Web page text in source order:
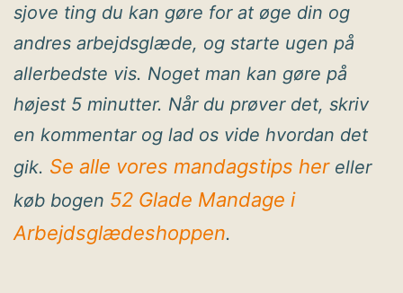
sjove ting du kan gøre for at øge din og
andres arbejdsglæde, og starte ugen på
allerbedste vis. Noget man kan gøre på
højest 5 minutter. Når du prøver det, skriv
en kommentar og lad os vide hvordan det
gik. Se alle vores mandagstips hereller
køb bogen 52 Glade Mandage i
Arbejdsglædeshoppen.